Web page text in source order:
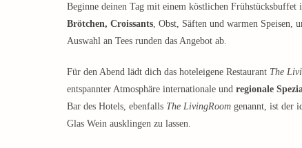
Beginne deinen Tag mit einem köstlichen
Brötchen, Croissants , Obst, Säften und warmen
Auswahl an Tees runden das Angebot ab.
Für den Abend lädt dich das hoteleigene Restaurant The
entspannter Atmosphäre internationale und regionale
Bar des Hotels, ebenfalls The LivingRoom genannt, ist der
Glas Wein ausklingen zu lassen.